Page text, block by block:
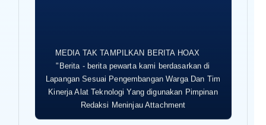
MEDIA TAK TAMPILKAN BERITA HOAX
"Berita - berita pewarta kami berdasarkan di
Lapangan Sesuai Pengembangan Warga Dan Tim
Kinerja Alat Teknologi Yang digunakan Pimpinan
Redaksi Meninjau Attachment